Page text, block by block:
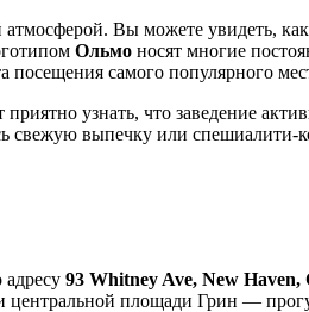
Вы можете увидеть,
Ольмо носят многие
самого популярного
приятно узнать, что заведение
свежую выпечку или
93 Whitney Ave, New Haven,
центральной площади Грин —